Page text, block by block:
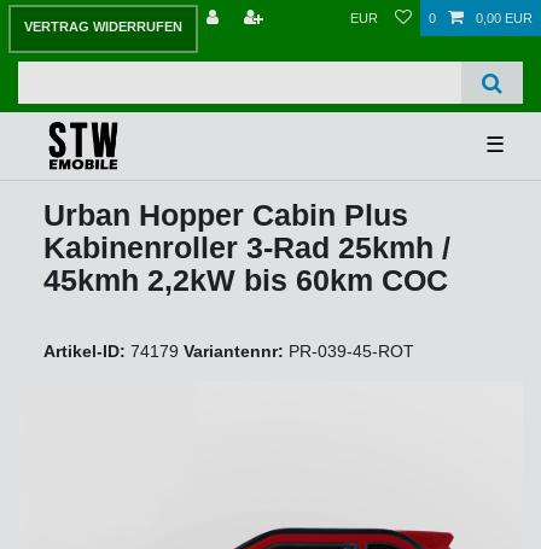
VERTRAG WIDERRUFEN
EUR 0 0,00 EUR
☰
Urban Hopper Cabin Plus
Kabinenroller 3-Rad 25kmh /
45kmh 2,2kW bis 60km COC
Artikel-ID: 74179 Variantennr: PR-039-45-ROT